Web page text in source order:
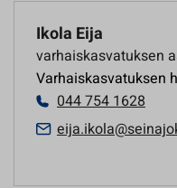
Ikola Eija
varhaiskasvatuksen
Varhaiskasvatuksen
044 754 1628